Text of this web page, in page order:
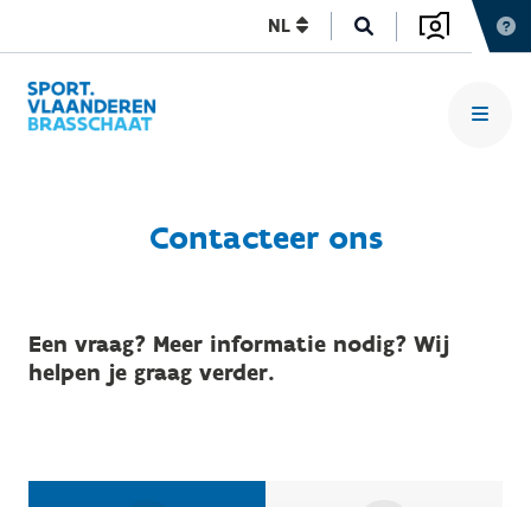
NL
Contacteer ons
Een vraag? Meer informatie nodig? Wij
helpen je graag verder.